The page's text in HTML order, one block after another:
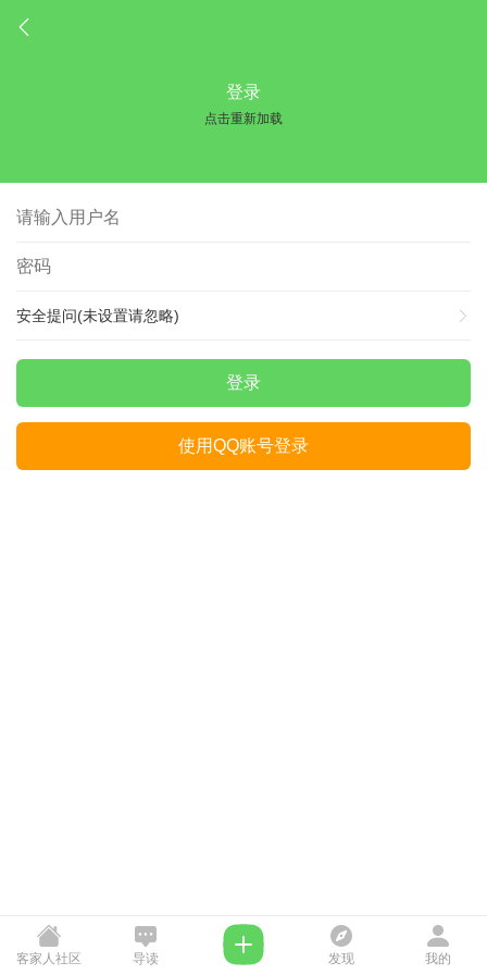
登录
点击重新加载
安全提问(未设置请忽略)
登录
使用QQ账号登录
客家人社区 导读 发现 我的